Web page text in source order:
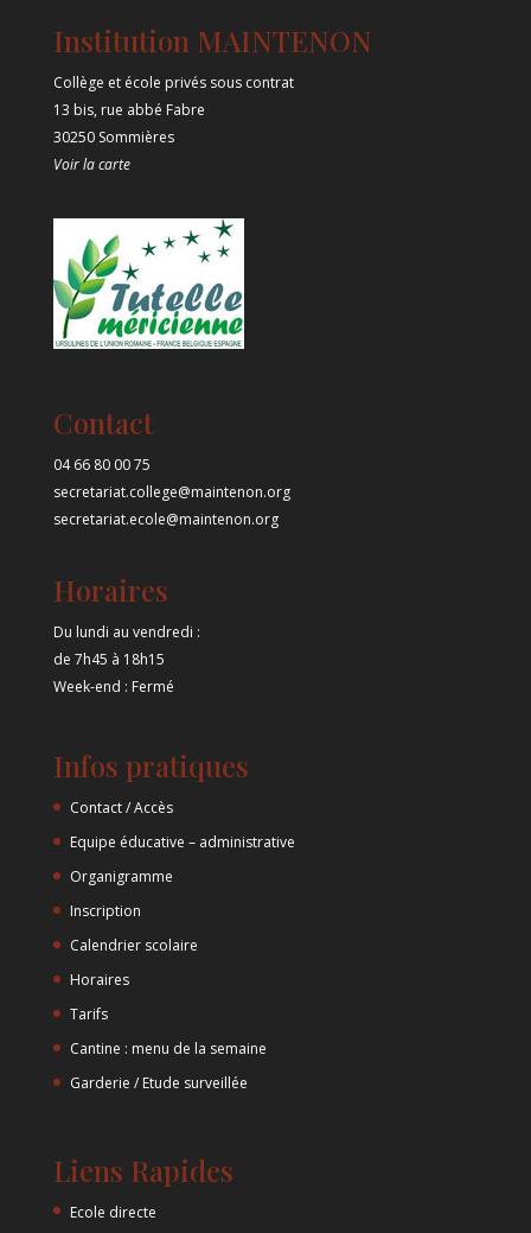
Institution MAINTENON
Collège et école privés sous contrat
13 bis, rue abbé Fabre
30250 Sommières
Voir la carte
Contact
04 66 80 00 75
secretariat.college@maintenon.org
secretariat.ecole@maintenon.org
Horaires
Du lundi au vendredi :
de 7h45 à 18h15
Week-end : Fermé
Infos pratiques
Contact / Accès
Equipe éducative – administrative
Organigramme
Inscription
Calendrier scolaire
Horaires
Tarifs
Cantine : menu de la semaine
Garderie / Etude surveillée
Liens Rapides
Ecole directe